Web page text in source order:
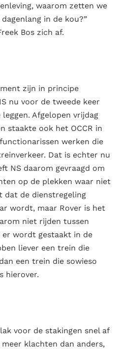
waarom zetten we
in de kou?”
Bos zich af.
zijn in principe
nu voor de tweede keer
Afgelopen vrijdag
staakte ook het OCCR in
werken die
Dat is echter nu
NS daarom gevraagd om
op de plekken waar niet
dat de dienstregeling
wordt, maar Rover is het
niet rijden tussen
er wordt gestaakt in de
liever een trein die
een trein die sowieso
hierover.
voor de stakingen snel af
klachten dan anders,